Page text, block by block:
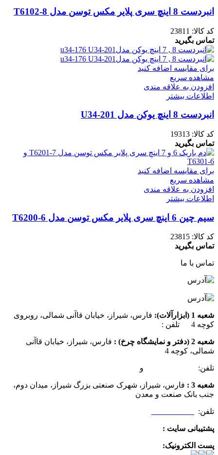
انبردست 8 اینچ سری پلایر مکس توسن مدل T6102-8
کد کالا: 23811
تماس بگیرید
برای مقایسه اضافه کنید
مشاهده سریع
افزودن به علاقه مندی
اطلاعات بیشتر
انبردست 8 اینچ یوکن مدل U34-201
کد کالا: 19313
تماس بگیرید
برای مقایسه اضافه کنید
مشاهده سریع
افزودن به علاقه مندی
اطلاعات بیشتر
سیم چین 6 اینچ سری پلایر مکس توسن مدل T6200-6
کد کالا: 23815
تماس بگیرید
تماس با ما
شعبه 1 (ابزارآلات):
فارس، شیراز، خیابان قاآنی شمالی، روبروی
کوچه 4 تلفن :
شعبه 2 (دفتر و نمایشگاه چرخ) :
فارس، شیراز، خیابان قاآنی
شمالی، کوچه 4
تلفن: و
شعبه 3 :
فارس، شیراز، شهرک صنعتی بزرگ شیراز، میدان دوم،
جنب بانک صنعت و معدن
تلفن:
پشتیبانی سایت :
پست الکترونیک: